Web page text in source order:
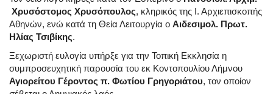
Χρυσόστομος Χρυσόπουλος, κληρικός της Ι. Αρχιεπισκοπής
Αθηνών, ενώ κατά τη Θεία Λειτουργία ο Αιδεσιμολ. Πρωτ.
Ηλίας Τσιβίκης.
Ξεχωριστή ευλογία υπήρξε για την Τοπική Εκκλησία η
συμπροσευχητική παρουσία του εκ Κοντοπουλίου Λήμνου
Αγιορείτου Γέροντος π. Φωτίου Γρηγοριάτου, τον οποίον